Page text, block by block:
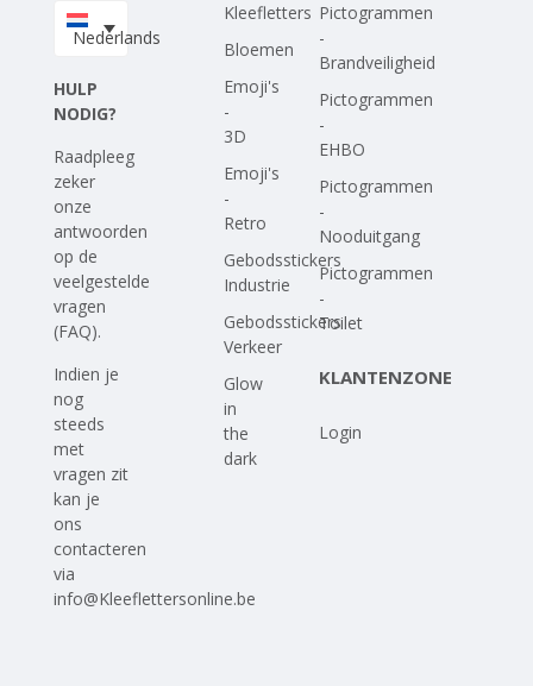
Upload je eigen ontwerp
Nederlands
HULP
NODIG?
Raadpleeg
zeker
onze
antwoorden
op de
veelgestelde
vragen
(FAQ).
Indien je
nog
steeds
met
vragen zit
kan je
ons
contacteren
via
info@Kleeflettersonline.be
Kleefletters
Bloemen
Emoji's
-
3D
Emoji's
-
Retro
Gebodsstickers
Industrie
Gebodsstickers
Verkeer
Glow
in
the
dark
Pictogrammen
-
Brandveiligheid
Pictogrammen
-
EHBO
Pictogrammen
-
Nooduitgang
Pictogrammen
-
Toilet
KLANTENZONE
Login